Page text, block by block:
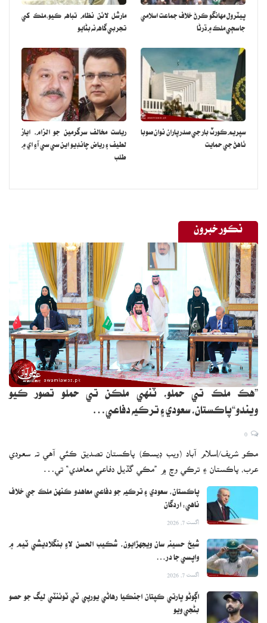
پيٽرول مهانگو ڪرڻ خلاف جماعت اسلامي
جا سڄي ملڪ ۾ ڌرڻا
مارشل لائن نظام تباهه ڪيو،ملڪ کي
تجربي گاهه نه بڻايو
سپريم ڪورٽ بار جي صدر پاران نوان صوبا
ٺاهڻ جي حمايت
رياست مخالف سرگرمين جو الزام، اياز
لطيف ۽ رياض چانڊيو اين سي سي آءِ اي ۾
طلب
نڪور خبرون
”هڪ ملڪ تي حملو، ٽنهي ملڪن تي حملو تصور ڪيو
ويندو“پاڪستان، سعودي ۽ ترڪيه دفاعي…
مڪو شريف/اسلام آباد (ويب ڊيسڪ) پاڪستان تصديق ڪئي آهي ته سعودي
عرب، پاڪستان ۽ ترڪي وچ ۾ ”مڪي گڏيل دفاعي معاهدي“ تي…
پاڪستان، سعودي ۽ ترڪيه جو دفاعي معاهدو ڪنهن ملڪ جي خلاف
ناهي: اردگان
اگست 7, 2026
شيخ حسينه سان ويجهڙايون، شڪيب الحسن لاءِ بنگلاديشي ٽيم ۾
واپسي جا در…
اگست 7, 2026
اڳوڻو ڀارتي ڪپتان اجنڪيا رهاڻي يورپي ٽي ٽوئنٽي ليگ جو حصو
بڻجي ويو